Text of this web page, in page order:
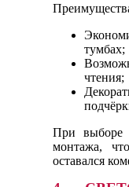
тумбах;
чтения;
При выборе
монтажа,
оставался